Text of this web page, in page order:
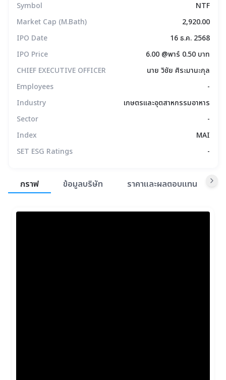
Symbol
NTF
Market Cap (M.Bath)
2,920.00
IPO Date
16 ธ.ค. 2568
IPO Price
6.00 @พาร์ 0.50 บาท
CHIEF EXECUTIVE OFFICER
นาย วิชัย ศิระมานะกุล
Employees
-
Industry
เกษตรและอุตสาหกรรมอาหาร
Sector
-
Index
MAI
SET ESG Ratings
-
กราฟ
ข้อมูลบริษัท ราคาและผลตอบแทน